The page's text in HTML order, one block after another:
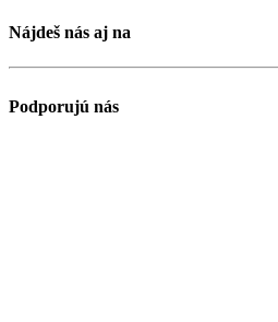
Nájdeš nás aj na
Podporujú nás